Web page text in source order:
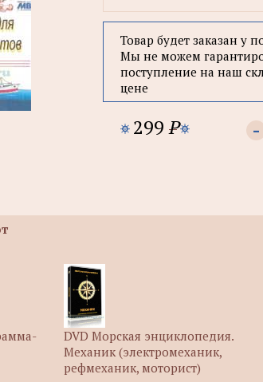
Товар будет заказан у
Мы не можем
поступление на наш
цене
299 P -
DVD Морская энциклопедия.
Механик (электромеханик,
рефмеханик, моторист)